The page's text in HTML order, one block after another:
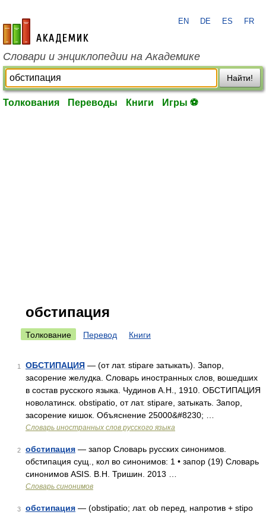
academic.ru
EN DE ES FR
Словари и энциклопедии на Академике
Найти!
Толкования Переводы Книги Игры ⚽
обстипация
Толкование Перевод Книги
1 ОБСТИПАЦИЯ — (от лат. stipare затыкать). Запор,
засорение желудка. Словарь иностранных слов, вошедших
в состав русского языка. Чудинов А.Н., 1910. ОБСТИПАЦИЯ
новолатинск. obstipatio, от лат. stipare, затыкать. Запор,
засорение кишок. Объяснение 25000&#8230; …
Словарь иностранных слов русского языка
2 обстипация — запор Словарь русских синонимов.
обстипация сущ., кол во синонимов: 1 • запор (19) Словарь
синонимов ASIS. В.Н. Тришин. 2013 …
Словарь синонимов
3 обстипация — (obstipatio; лат. ob перед, напротив + stipo